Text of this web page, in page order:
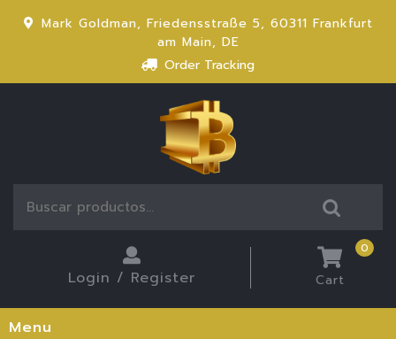
Mark Goldman, Friedensstraße 5, 60311 Frankfurt
am Main, DE
Order Tracking
Login / Register Cart
0
Menu